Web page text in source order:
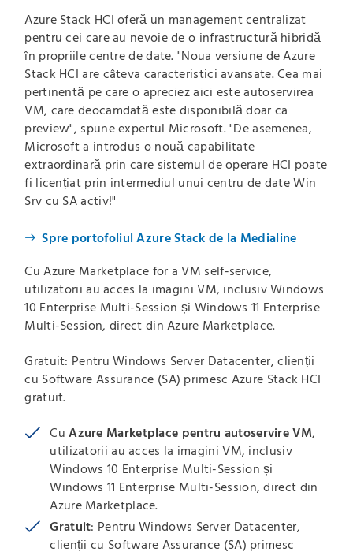
Azure Stack HCI oferă un management centralizat
pentru cei care au nevoie de o infrastructură hibridă
în propriile centre de date. "Noua versiune de Azure
Stack HCI are câteva caracteristici avansate. Cea mai
pertinentă pe care o apreciez aici este autoservirea
VM, care deocamdată este disponibilă doar ca
preview", spune expertul Microsoft. "De asemenea,
Microsoft a introdus o nouă capabilitate
extraordinară prin care sistemul de operare HCI poate
fi licențiat prin intermediul unui centru de date Win
Srv cu SA activ!"
Spre portofoliul Azure Stack de la Medialine
Cu Azure Marketplace for a VM self-service,
utilizatorii au acces la imagini VM, inclusiv Windows
10 Enterprise Multi-Session și Windows 11 Enterprise
Multi-Session, direct din Azure Marketplace.
Gratuit: Pentru Windows Server Datacenter, clienții
cu Software Assurance (SA) primesc Azure Stack HCI
gratuit.
Cu Azure Marketplace pentru autoservire VM,
utilizatorii au acces la imagini VM, inclusiv
Windows 10 Enterprise Multi-Session și
Windows 11 Enterprise Multi-Session, direct din
Azure Marketplace.
Gratuit: Pentru Windows Server Datacenter,
clienții cu Software Assurance (SA) primesc